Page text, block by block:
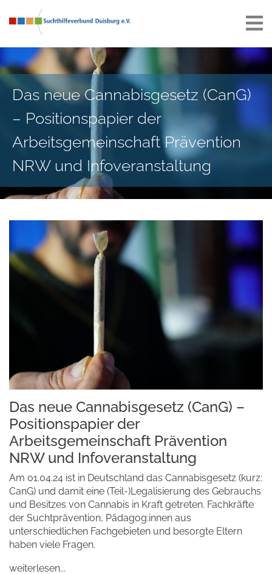
Das neue Cannabisgesetz (CanG)
– Positionspapier der
Arbeitsgemeinschaft Prävention
NRW und Infoveranstaltung
Das neue Cannabisgesetz (CanG) –
Positionspapier der
Arbeitsgemeinschaft Prävention
NRW und Infoveranstaltung
Am 01.04.24 ist in Deutschland das Cannabisgesetz (kurz:
CanG) und damit eine (Teil-)Legalisierung des Gebrauchs
und Besitzes von Cannabis in Kraft getreten. Fachkräfte
der Suchtprävention, Pädagog:innen aus
unterschiedlichen Fachgebieten und besorgte Eltern
haben viele Fragen.
weiterlesen...